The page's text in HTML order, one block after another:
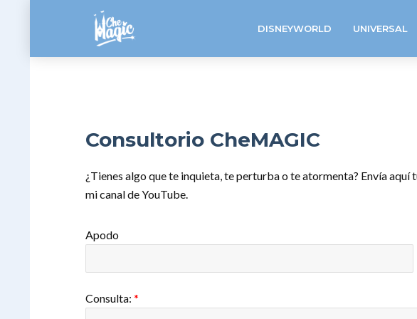
DISNEYWORLD UNIVERSAL
Consultorio CheMAGIC
¿Tienes algo que te inquieta, te perturba o te atormenta? Envía aquí
mi canal de YouTube.
Apodo
Consulta: *